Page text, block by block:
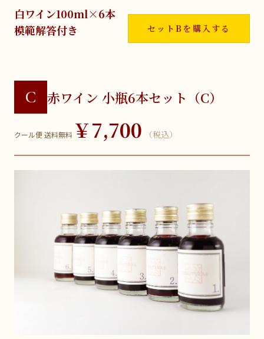
白ワイン100ml×6本
模範解答付き
セットBを購入する
C 赤ワイン 小瓶6本セット（C）
クール便 送料無料 ￥7,700 （税込）